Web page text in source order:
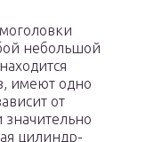
небольшой
имеют одно
от
цилиндр-